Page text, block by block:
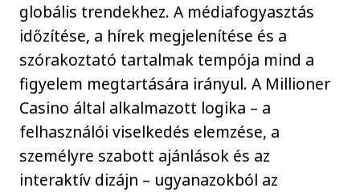
globális trendekhez. A médiafogyasztás
időzítése, a hírek megjelenítése és a
szórakoztató tartalmak tempója mind a
figyelem megtartására irányul. A Millioner
Casino által alkalmazott logika – a
felhasználói viselkedés elemzése, a
személyre szabott ajánlások és az
interaktív dizájn – ugyanazokból az